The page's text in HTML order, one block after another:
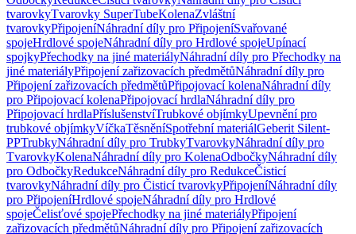
tvarovkyTvarovky SuperTubeKolenaZvláštní
tvarovkyPřipojeníNáhradní díly pro PřipojeníSvařované
spojeHrdlové spojeNáhradní díly pro Hrdlové spojeUpínací
spojkyPřechodky na jiné materiályNáhradní díly pro Přechodky na
jiné materiályPřipojení zařizovacích předmětůNáhradní díly pro
Připojení zařizovacích předmětůPřipojovací kolenaNáhradní díly
pro Připojovací kolenaPřipojovací hrdlaNáhradní díly pro
Připojovací hrdlaPříslušenstvíTrubkové objímkyUpevnění pro
trubkové objímkyVíčkaTěsněníSpotřební materiálGeberit Silent-
PPTrubkyNáhradní díly pro TrubkyTvarovkyNáhradní díly pro
TvarovkyKolenaNáhradní díly pro KolenaOdbočkyNáhradní díly
pro OdbočkyRedukceNáhradní díly pro RedukceČisticí
tvarovkyNáhradní díly pro Čisticí tvarovkyPřipojeníNáhradní díly
pro PřipojeníHrdlové spojeNáhradní díly pro Hrdlové
spojeČelisťové spojePřechodky na jiné materiályPřipojení
zařizovacích předmětůNáhradní díly pro Připojení zařizovacích